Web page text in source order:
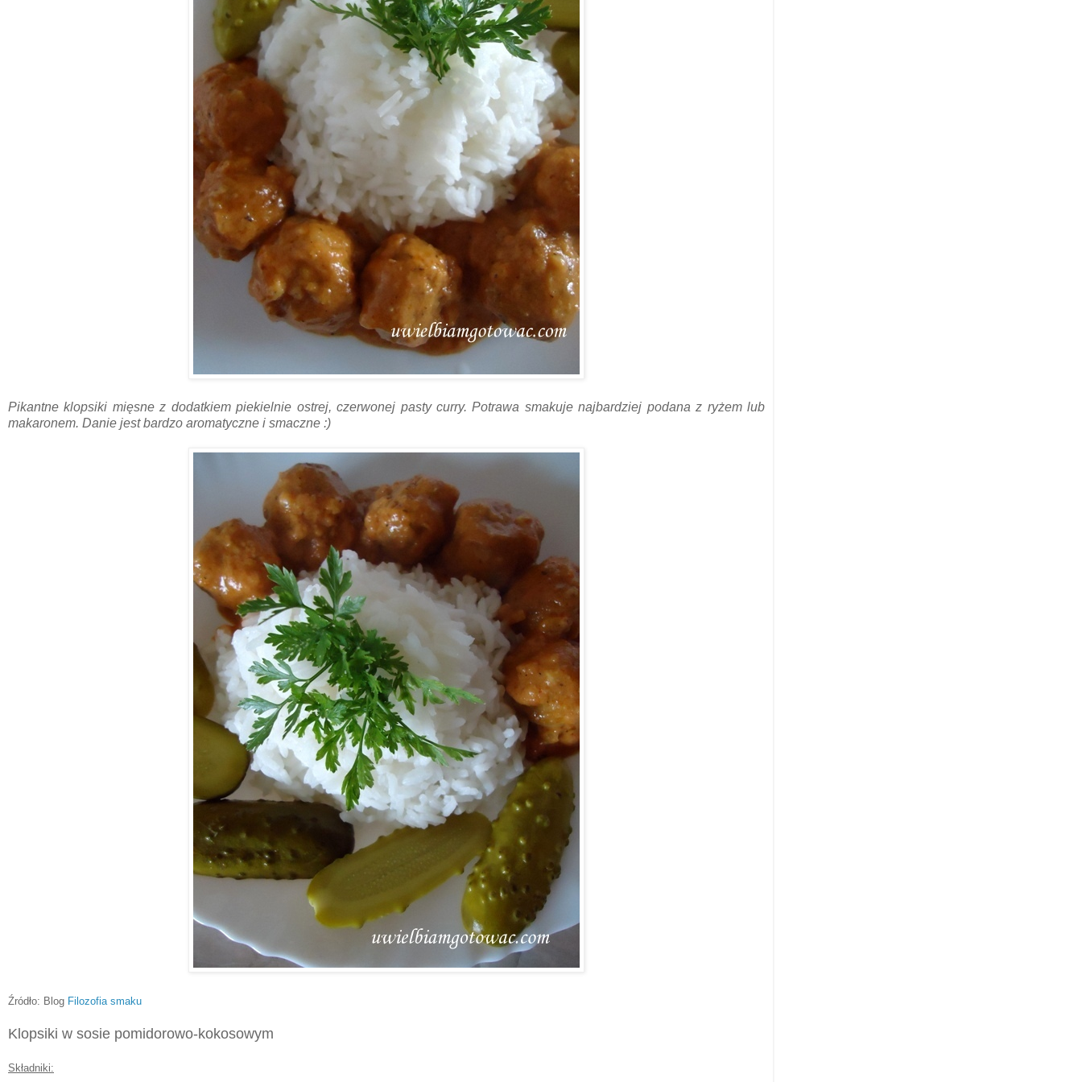
Pikantne klopsiki mięsne z dodatkiem piekielnie ostrej, czerwonej pasty curry. Potrawa smakuje najbardziej podana z ryżem lub
makaronem. Danie jest bardzo aromatyczne i smaczne :)
Źródło: Blog Filozofia smaku
Klopsiki w sosie pomidorowo-kokosowym
Składniki: